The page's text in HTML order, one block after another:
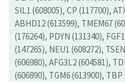
SIL1 (608005), CP (117700),
ABHD12 (613599), TMEM67
(176264), PDYN (131340),
(147265), NEU1 (608272),
(606980), AFG3L2 (604581),
(606890), TGM6 (613900), TBP